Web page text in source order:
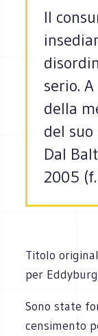
Il
serio.
della
del
Dal
2005
Titolo
per
Sono state
censimento